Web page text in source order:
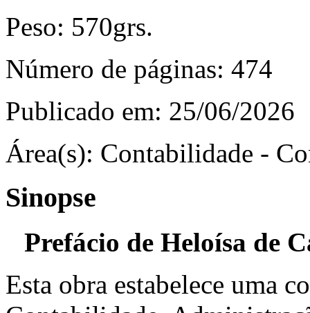
Peso: 570grs.
Número de páginas: 474
Publicado em: 25/06/2026
Área(s): Contabilidade -
Sinopse
Prefácio de Heloísa de
Esta obra estabelece uma